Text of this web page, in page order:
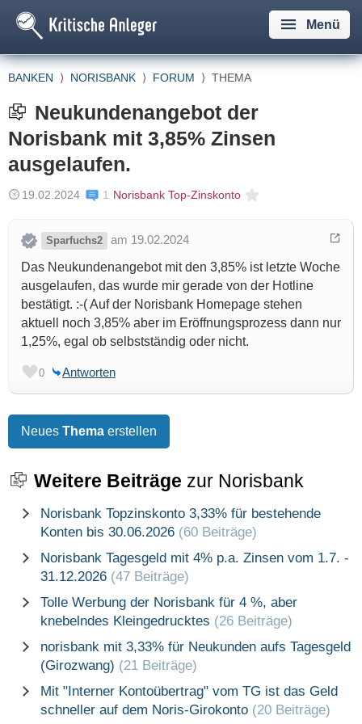
Menü
BANKEN ⟩ NORISBANK ⟩ FORUM ⟩ THEMA
Neukundenangebot der
Norisbank mit 3,85% Zinsen
ausgelaufen.
19.02.2024 1 Norisbank Top-Zinskonto
Sparfuchs2
am 19.02.2024
Das Neukundenangebot mit den 3,85% ist letzte Woche
ausgelaufen, das wurde mir gerade von der Hotline
bestätigt. :-( Auf der Norisbank Homepage stehen
aktuell noch 3,85% aber im Eröffnungsprozess dann nur
1,25%, egal ob selbstständig oder nicht.
0 Antworten
Neues Thema erstellen
Weitere Beiträge zur Norisbank
Norisbank Topzinskonto 3,33% für bestehende
Konten bis 30.06.2026 (60 Beiträge)
Norisbank Tagesgeld mit 4% p.a. Zinsen vom 1.7. -
31.12.2026 (47 Beiträge)
Tolle Werbung der Norisbank für 4 %, aber
knebelndes Kleingedrucktes (26 Beiträge)
norisbank mit 3,33% für Neukunden aufs Tagesgeld
(Girozwang) (21 Beiträge)
Mit "Interner Kontoübertrag" vom TG ist das Geld
schneller auf dem Noris-Girokonto (20 Beiträge)